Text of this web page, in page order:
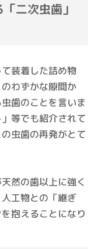
二次虫歯」
装着した詰め物
わずかな隙間か
歯のことを言いま
等でも紹介されて
虫歯の再発がとて
然の歯以上に強く
工物との「継ぎ
抱えることになり